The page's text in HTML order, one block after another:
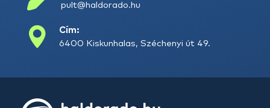
pult@haldorado.hu
Cím:
6400 Kiskunhalas, Széchenyi út 49.